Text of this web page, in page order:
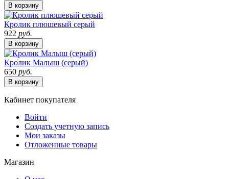
В корзину
Кролик плюшевый серый
922 руб.
В корзину
Кролик Малыш (серый)
650 руб.
В корзину
Кабинет покупателя
Войти
Создать учетную запись
Мои заказы
Отложенные товары
Магазин